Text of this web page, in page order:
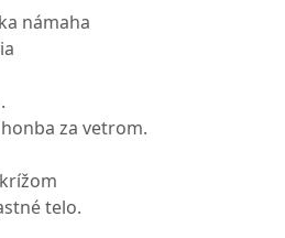
námaha
za vetrom.
telo.